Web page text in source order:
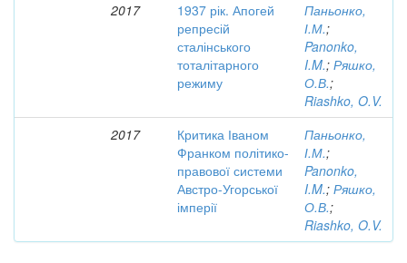
2017
1937 рік. Апогей
репресій
сталінського
тоталітарного
режиму
Паньонко,
І.М.;
Panonko,
I.M.; Ряшко,
О.В.;
Riashko, O.V.
2017
Критика Іваном
Франком політико-
правової системи
Австро-Угорської
імперії
Паньонко,
І.М.;
Panonko,
I.M.; Ряшко,
О.В.;
Riashko, O.V.